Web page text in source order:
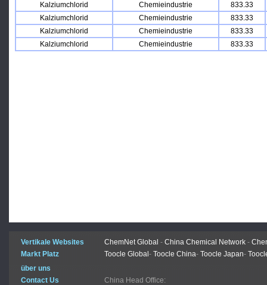
Kalziumchlorid
Chemieindustrie
833.33
Kalziumchlorid
Chemieindustrie
833.33
Kalziumchlorid
Chemieindustrie
833.33
Kalziumchlorid
Chemieindustrie 833.33
Vertikale Websites ChemNet Global - China Chemical Network -
Markt Platz
Toocle Global - Toocle China- Toocle Japan-
über uns
Contact Us
China Head Office: